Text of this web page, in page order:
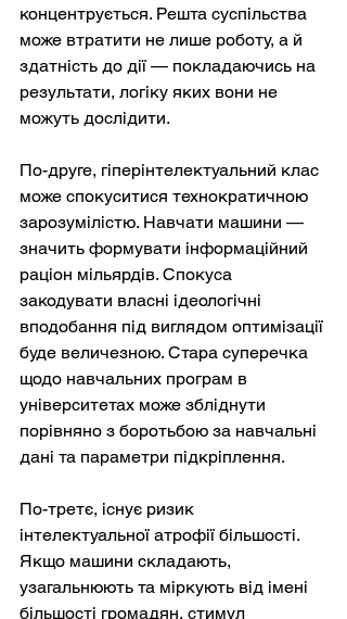
концентрується. Решта суспільства
може втратити не лише роботу, а й
здатність до дії — покладаючись на
результати, логіку яких вони не
можуть дослідити.
По-друге, гіперінтелектуальний клас
може спокуситися технократичною
зарозумілістю. Навчати машини —
значить формувати інформаційний
раціон мільярдів. Спокуса
закодувати власні ідеологічні
вподобання під виглядом оптимізації
буде величезною. Стара суперечка
щодо навчальних програм в
університетах може збліднути
порівняно з боротьбою за навчальні
дані та параметри підкріплення.
По-третє, існує ризик
інтелектуальної атрофії більшості.
Якщо машини складають,
узагальнюють та міркують від імені
більшості громадян, стимул